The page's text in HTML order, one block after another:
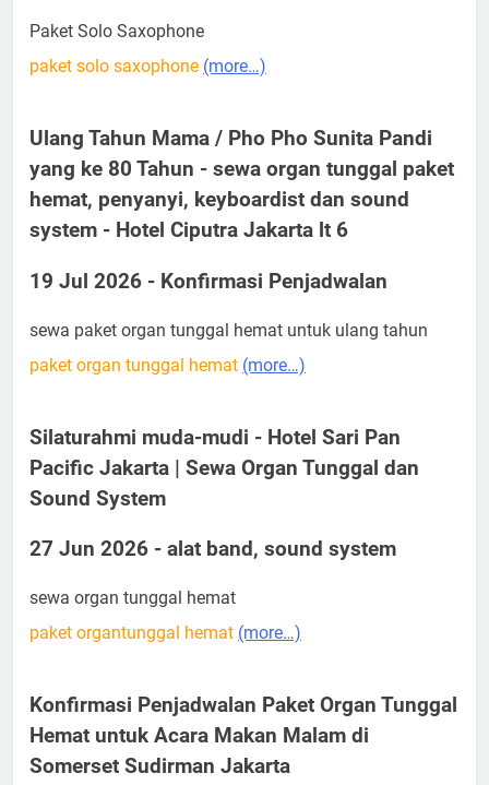
Paket Solo Saxophone
paket solo saxophone (more…)
Ulang Tahun Mama / Pho Pho Sunita Pandi
yang ke 80 Tahun - sewa organ tunggal paket
hemat, penyanyi, keyboardist dan sound
system - Hotel Ciputra Jakarta lt 6
19 Jul 2026 - Konfirmasi Penjadwalan
sewa paket organ tunggal hemat untuk ulang tahun
paket organ tunggal hemat (more…)
Silaturahmi muda-mudi - Hotel Sari Pan
Pacific Jakarta | Sewa Organ Tunggal dan
Sound System
27 Jun 2026 - alat band, sound system
sewa organ tunggal hemat
paket organtunggal hemat (more…)
Konfirmasi Penjadwalan Paket Organ Tunggal
Hemat untuk Acara Makan Malam di
Somerset Sudirman Jakarta